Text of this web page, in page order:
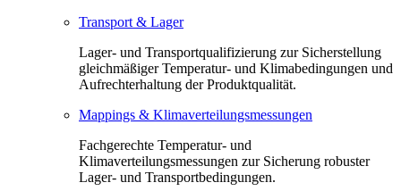
Transport & Lager
Lager- und Transportqualifizierung zur Sicherstellung
gleichmäßiger Temperatur- und Klimabedingungen und
Aufrechterhaltung der Produktqualität.
Mappings & Klimaverteilungsmessungen
Fachgerechte Temperatur- und
Klimaverteilungsmessungen zur Sicherung robuster
Lager- und Transportbedingungen.